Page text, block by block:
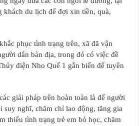
khách du lịch để đợi xin tiền, quà,
phục tình trạng trên, xã đã vận
dân bản địa, trong đó có việc đề
điện Nho Quế 1 gắn biển để tuyên
giải pháp trên hoàn toàn là để người
suy nghĩ, chăm chỉ lao động, tăng gia
thiểu tình trạng trẻ em bỏ học, chăm